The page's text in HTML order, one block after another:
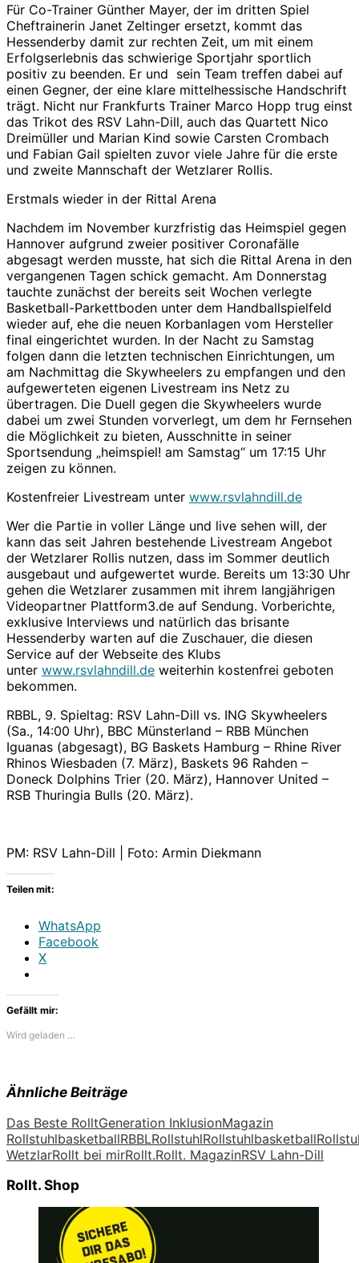
Für Co-Trainer Günther Mayer, der im dritten Spiel
Cheftrainerin Janet Zeltinger ersetzt, kommt das
Hessenderby damit zur rechten Zeit, um mit einem
Erfolgserlebnis das schwierige Sportjahr sportlich
positiv zu beenden. Er und sein Team treffen dabei auf
einen Gegner, der eine klare mittelhessische Handschrift
trägt. Nicht nur Frankfurts Trainer Marco Hopp trug einst
das Trikot des RSV Lahn-Dill, auch das Quartett Nico
Dreimüller und Marian Kind sowie Carsten Crombach
und Fabian Gail spielten zuvor viele Jahre für die erste
und zweite Mannschaft der Wetzlarer Rollis.
Erstmals wieder in der Rittal Arena
Nachdem im November kurzfristig das Heimspiel gegen
Hannover aufgrund zweier positiver Coronafälle
abgesagt werden musste, hat sich die Rittal Arena in den
vergangenen Tagen schick gemacht. Am Donnerstag
tauchte zunächst der bereits seit Wochen verlegte
Basketball-Parkettboden unter dem Handballspielfeld
wieder auf, ehe die neuen Korbanlagen vom Hersteller
final eingerichtet wurden. In der Nacht zu Samstag
folgen dann die letzten technischen Einrichtungen, um
am Nachmittag die Skywheelers zu empfangen und den
aufgewerteten eigenen Livestream ins Netz zu
übertragen. Die Duell gegen die Skywheelers wurde
dabei um zwei Stunden vorverlegt, um dem hr Fernsehen
die Möglichkeit zu bieten, Ausschnitte in seiner
Sportsendung „heimspiel! am Samstag“ um 17:15 Uhr
zeigen zu können.
Kostenfreier Livestream unter www.rsvlahndill.de
Wer die Partie in voller Länge und live sehen will, der
kann das seit Jahren bestehende Livestream Angebot
der Wetzlarer Rollis nutzen, dass im Sommer deutlich
ausgebaut und aufgewertet wurde. Bereits um 13:30 Uhr
gehen die Wetzlarer zusammen mit ihrem langjährigen
Videopartner Plattform3.de auf Sendung. Vorberichte,
exklusive Interviews und natürlich das brisante
Hessenderby warten auf die Zuschauer, die diesen
Service auf der Webseite des Klubs
unter www.rsvlahndill.de weiterhin kostenfrei geboten
bekommen.
RBBL, 9. Spieltag: RSV Lahn-Dill vs. ING Skywheelers
(Sa., 14:00 Uhr), BBC Münsterland – RBB München
Iguanas (abgesagt), BG Baskets Hamburg – Rhine River
Rhinos Wiesbaden (7. März), Baskets 96 Rahden –
Doneck Dolphins Trier (20. März), Hannover United –
RSB Thuringia Bulls (20. März).
PM: RSV Lahn-Dill | Foto: Armin Diekmann
Teilen mit:
WhatsApp
Facebook
X
Gefällt mir:
Wird geladen …
Ähnliche Beiträge
Das Beste RolltGeneration InklusionMagazin
RollstuhlbasketballRBBLRollstuhlRollstuhlbasketball
WetzlarRollt bei mirRollt.Rollt. MagazinRSV Lahn-Dill
Rollt. Shop